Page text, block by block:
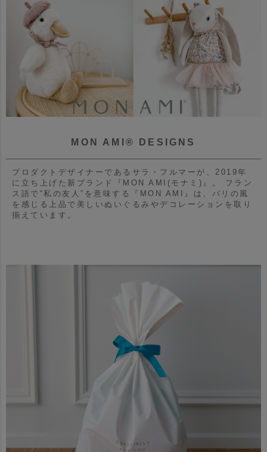
MON AMI® DESIGNS
プロダクトデザイナーであるサラ・フルマーが、2019年
に立ち上げた新ブランド『MON AMI(モナミ)』。
フラン
ス語で“私の友人”を意味する『MON AMI』は、パリの風
を感じる上品で美しいぬいぐるみやデコレーションを取り
揃えています。